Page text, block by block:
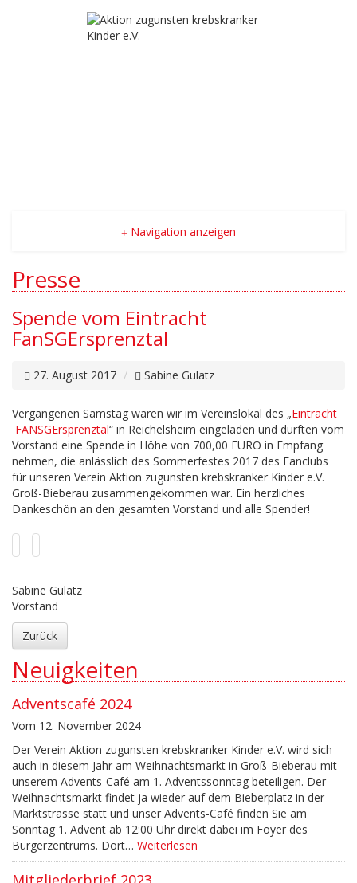
Navigation anzeigen
Presse
Spende vom Eintracht
FanSGErsprenztal
27. August 2017 Sabine Gulatz
Vergangenen Samstag waren wir im Vereinslokal des „Eintracht
FANSGErsprenztal“ in Reichelsheim eingeladen und durften vom
Vorstand eine Spende in Höhe von 700,00 EURO in Empfang
nehmen, die anlässlich des Sommerfestes 2017 des Fanclubs
für unseren Verein Aktion zugunsten krebskranker Kinder e.V.
Groß-Bieberau zusammengekommen war. Ein herzliches
Dankeschön an den gesamten Vorstand und alle Spender!
Sabine Gulatz
Vorstand
Zurück
Neuigkeiten
Adventscafé 2024
Vom 12. November 2024
Der Verein Aktion zugunsten krebskranker Kinder e.V. wird sich
auch in diesem Jahr am Weihnachtsmarkt in Groß-Bieberau mit
unserem Advents-Café am 1. Adventssonntag beteiligen. Der
Weihnachtsmarkt findet ja wieder auf dem Bieberplatz in der
Marktstrasse statt und unser Advents-Café finden Sie am
Sonntag 1. Advent ab 12:00 Uhr direkt dabei im Foyer des
Bürgerzentrums. Dort… Weiterlesen